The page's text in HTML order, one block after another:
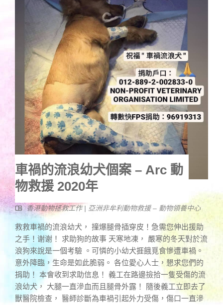
車禍的流浪幼犬個案 – Arc 動
物救援 2020年
香港動物拯救工作 | 亞洲非牟利動物救援 – 動物領養中心
救救車禍的流浪幼犬， 撞爆腿骨插穿皮！急需您伸出援助
之手！谢谢！ 求助狗的故事 天寒地凍， 嚴寒的冬天對於流
浪狗來說是一個考驗 。可憐的小幼犬捱餓覓食慘遭車禍。
意外降臨，生命是如此脆弱。 各位愛心人士，懇求您們的
捐助！ 本會收到求助信息！ 義工在路邊撿拾一隻受傷的流
浪幼犬， 大腿一直滲血而且腿骨外露！ 隨後義工立即去了
獸醫院檢查， 醫師診斷為車禍引起外力受傷，傷口一直滲